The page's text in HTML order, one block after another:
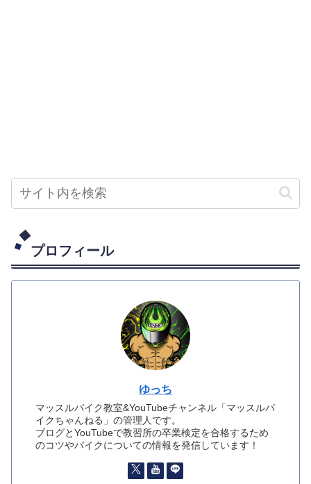
プロフィール
ゆっち
マッスルバイク教室&YouTubeチャンネル「マッスルバ
イクちゃんねる」の管理人です。
ブログとYouTubeで教習所の卒業検定を合格するため
のコツやバイクについての情報を発信しています！